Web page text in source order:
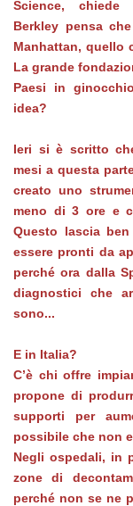
Science,
Berkley pensa
Manhattan, quello
La grande
Paesi in
idea?
Ieri si è scritto
mesi a questa
creato uno
meno di 3 ore e
Questo lascia
essere pronti da
perché ora dalla
diagnostici che
sono...
E in Italia?
C’è chi offre
propone di
supporti per
possibile che non
Negli ospedali, in
zone di
perché non se ne